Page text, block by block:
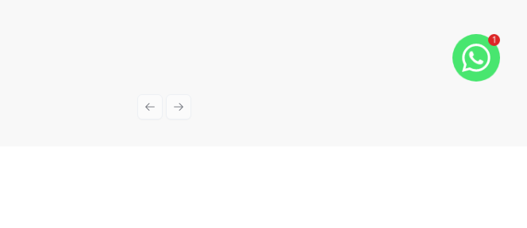
Previous slide
Next slide
1